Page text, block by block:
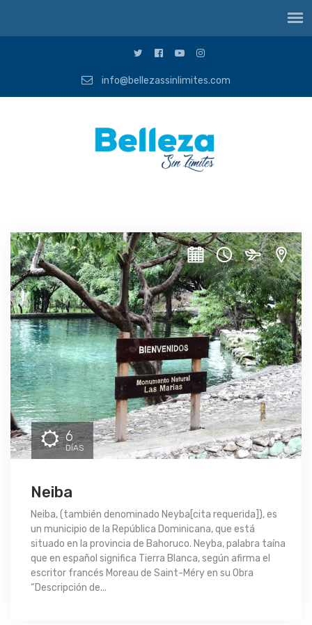
info@bellezassinlimites.com
6
DÍAS
Neiba
Neiba, (también denominado Neyba[cita requerida]), es
un municipio de la República Dominicana, que está
situado en la provincia de Bahoruco. Neyba, palabra taína
que en español significa Tierra Blanca, según afirma el
escritor francés Moreau de Saint-Méry en su Obra
“Descripción de...